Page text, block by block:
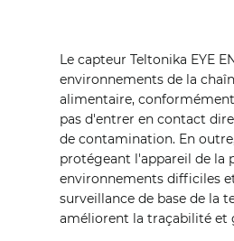
Le capteur Teltonika EYE
environnements de la
alimentaire,
pas d'entrer en contact
de contamination. En
protégeant l'appareil de la
environnements difficiles
surveillance de base de la
améliorent la traçabilité et